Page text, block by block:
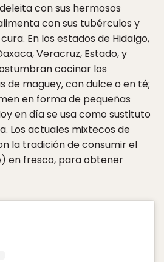
con sus hermosos
con sus tubérculos y
En los estados de Hidalgo,
Veracruz, Estado, y
cocinar los
de maguey, con dulce o en té;
en forma de pequeñas
en día se usa como sustituto
Los actuales mixtecos de
la tradición de consumir el
en fresco, para obtener